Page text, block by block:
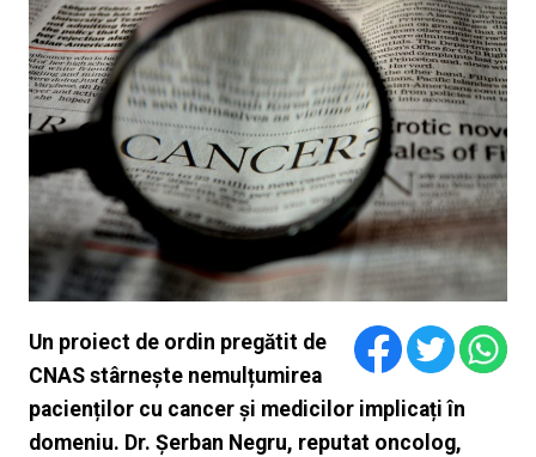
Un proiect de ordin pregătit de
CNAS stârnește nemulțumirea
pacienților cu cancer și medicilor implicați în
domeniu. Dr. Șerban Negru, reputat oncolog,